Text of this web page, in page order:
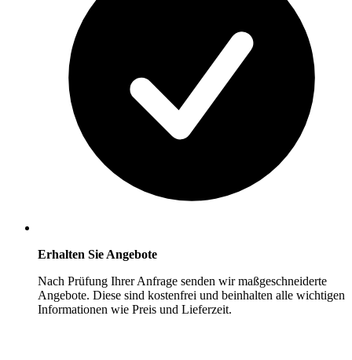
Erhalten Sie Angebote
Nach Prüfung Ihrer Anfrage senden wir maßgeschneiderte
Angebote. Diese sind kostenfrei und beinhalten alle wichtigen
Informationen wie Preis und Lieferzeit.